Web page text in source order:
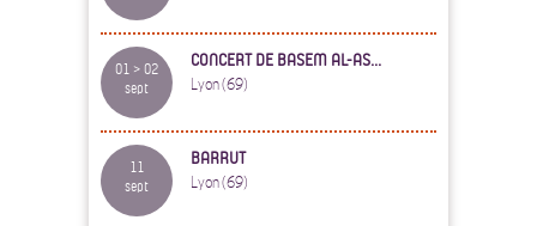
01 > 02
sept
CONCERT DE BASEM AL-AS...
Lyon (69)
11
sept
BARRUT
Lyon (69)